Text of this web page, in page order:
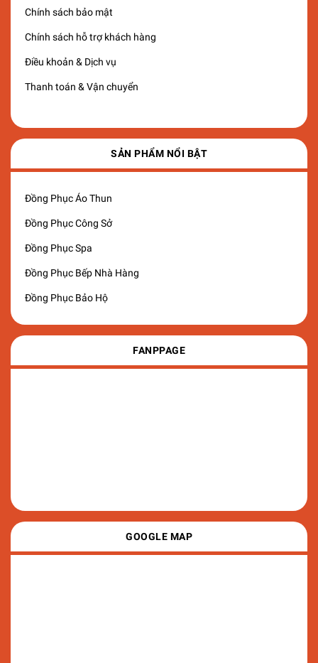
Chính sách bảo mật
Chính sách hỗ trợ khách hàng
Điều khoản & Dịch vụ
Thanh toán & Vận chuyển
SẢN PHẨM NỔI BẬT
Đồng Phục Áo Thun
Đồng Phục Công Sở
Đồng Phục Spa
Đồng Phục Bếp Nhà Hàng
Đồng Phục Bảo Hộ
FANPPAGE
GOOGLE MAP